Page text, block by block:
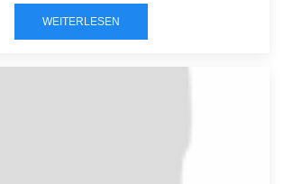
WEITERLESEN